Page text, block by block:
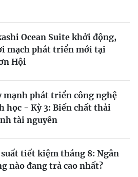
Ocean Suite khởi động,
mạch phát triển mới tại
Hội
mạnh phát triển công nghệ
học - Kỳ 3: Biến chất thải
tài nguyên
tiết kiệm tháng 8: Ngân
nào đang trả cao nhất?